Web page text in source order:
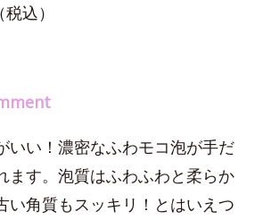
込）
いい！濃密なふわモコ泡が手だ
ます。泡質はふわふわと柔らか
い角質もスッキリ！とはいえつ